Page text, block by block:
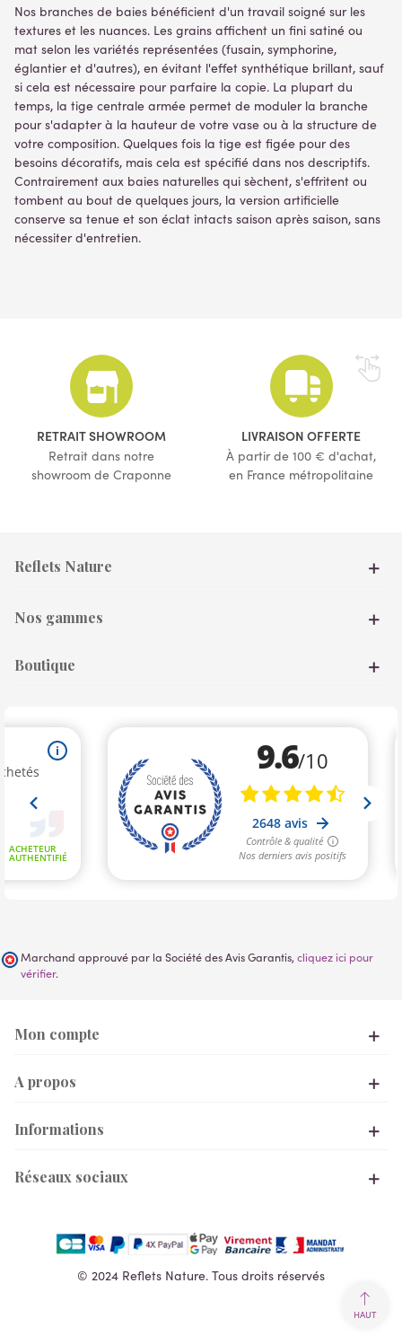
Nos branches de baies bénéficient d'un travail soigné sur les
textures et les nuances. Les grains affichent un fini satiné ou
mat selon les variétés représentées (fusain, symphorine,
églantier et d'autres), en évitant l'effet synthétique brillant, sauf
si cela est nécessaire pour parfaire la copie. La plupart du
temps, la tige centrale armée permet de moduler la branche
pour s'adapter à la hauteur de votre vase ou à la structure de
votre composition. Quelques fois la tige est figée pour des
besoins décoratifs, mais cela est spécifié dans nos descriptifs.
Contrairement aux baies naturelles qui sèchent, s'effritent ou
tombent au bout de quelques jours, la version artificielle
conserve sa tenue et son éclat intacts saison après saison, sans
nécessiter d'entretien.
RETRAIT SHOWROOM
Retrait dans notre
showroom de Craponne
LIVRAISON OFFERTE
À partir de 100 € d'achat,
en France métropolitaine
Reflets Nature
Nos gammes
Boutique
Marchand approuvé par la Société des Avis Garantis, cliquez ici pour
vérifier.
Mon compte
A propos
Informations
Réseaux sociaux
© 2024 Reflets Nature. Tous droits réservés
HAUT